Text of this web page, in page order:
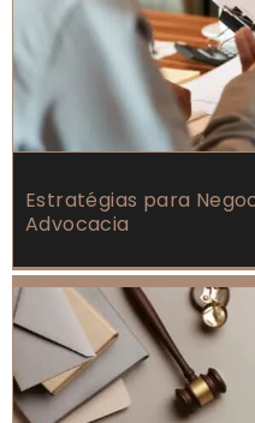
Estratégias para
Advocacia